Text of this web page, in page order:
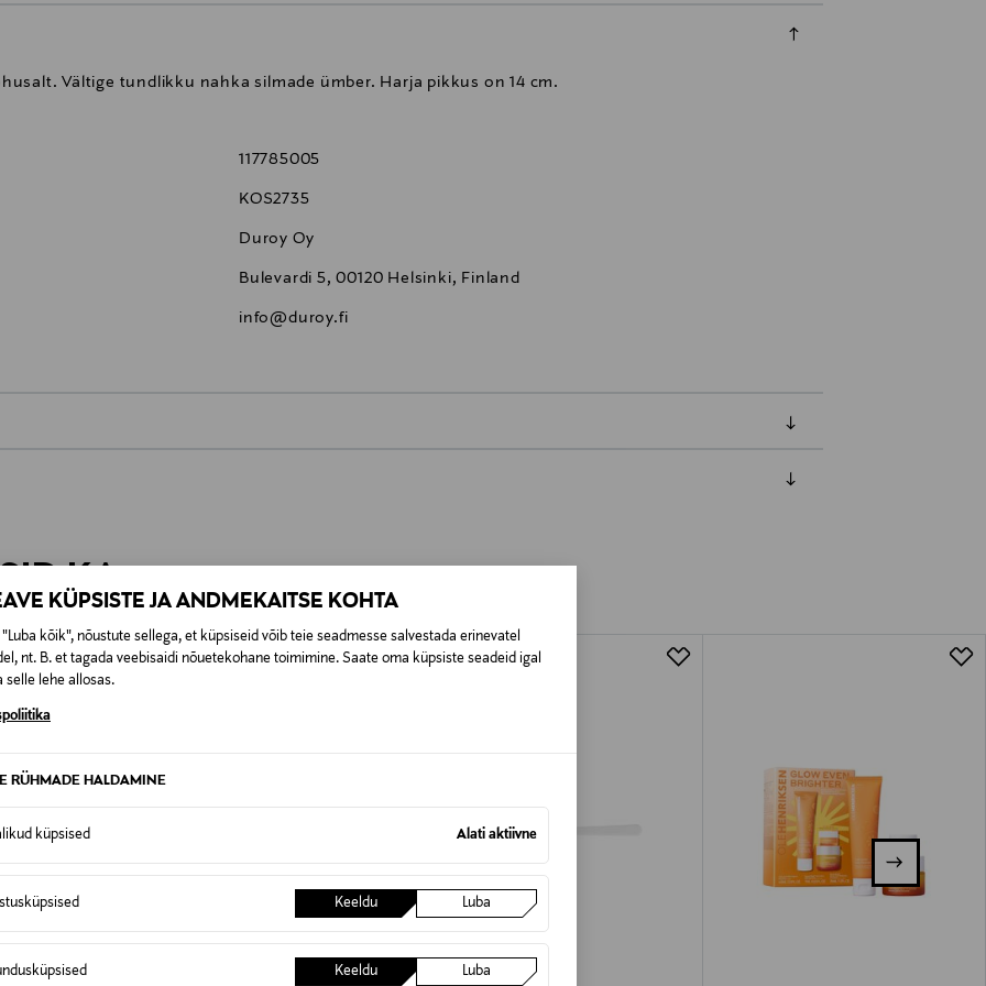
KÜPSISTE JA ANDMEKAITSE KOHTA
"Luba kõik", nõustute sellega, et küpsiseid võib teie seadmesse salvestada erinevatel
nt. B. et tagada veebisaidi nõuetekohane toimimine. Saate oma küpsiste seadeid igal
selle lehe allosas.
RÜHMADE HALDAMINE
küpsised Alati aktiivne
Keeldu Luba
Keeldu Luba
Vältige tundlikku nahka silmade ümber. Harja pikkus on 14 cm.
117785005
KOS2735
Duroy Oy
Bulevardi 5, 00120 Helsinki, Finland
info@duroy.fi
KA